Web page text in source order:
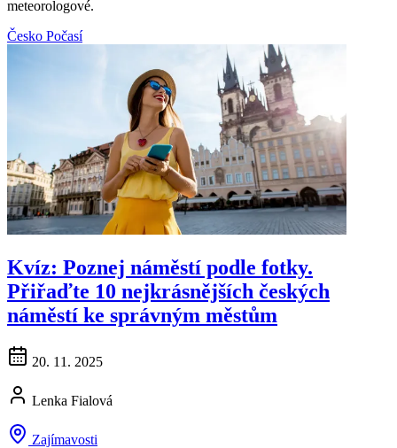
meteorologové.
Česko Počasí
Kvíz: Poznej náměstí podle fotky.
Přiřaďte 10 nejkrásnějších českých
náměstí ke správným městům
20. 11. 2025
Lenka Fialová
Zajímavosti